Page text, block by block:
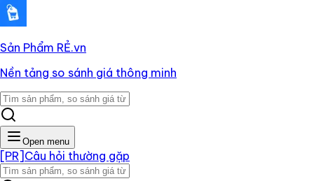
Sản Phẩm RẺ.vn
Nền tảng so sánh giá thông minh
Open menu
[PR] Câu hỏi thường gặp